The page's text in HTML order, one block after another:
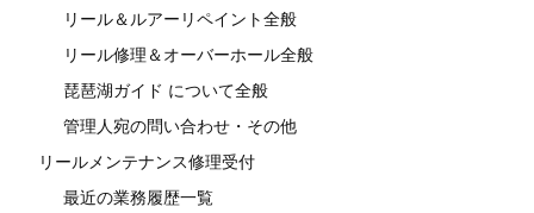
リール＆ルアーリペイント全般
リール修理＆オーバーホール全般
琵琶湖ガイド について全般
管理人宛の問い合わせ・その他
リールメンテナンス修理受付
最近の業務履歴一覧